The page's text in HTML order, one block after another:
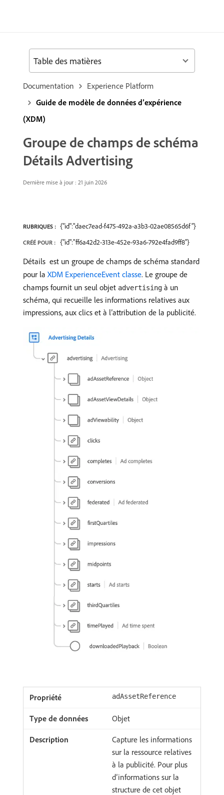
Documentation
Experience Platform
Guide de modèle de données d’expérience
(XDM)
Groupe de champs de schéma
Détails Advertising ​
Dernière mise à jour : 21 juin 2026
RUBRIQUES : {"id":"daec7ead-f475-492a-a3b3-02ae08565d6f"}
CRÉÉ POUR : {"id":"ff6a42d2-313e-452e-93a6-792e4fad9ff8"}
Détails ​ est un groupe de champs de schéma standard
pour la XDM ExperienceEvent classe. Le groupe de
champs fournit un seul objet advertising à un
schéma, qui recueille les informations relatives aux
impressions, aux clics et à l’attribution de la publicité.
adAssetReference
Objet
Capture les informations
sur la ressource relatives
à la publicité. Pour plus
d’informations sur la
structure de cet objet
Table des matières